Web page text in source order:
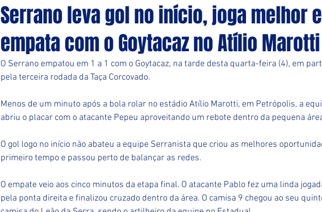
Serrano leva gol no início, joga melhor e
empata com o Goytacaz no Atílio Marotti
O Serrano empatou em 1 a 1 com o Goytacaz, na tarde desta quarta-feira (4), em
pela terceira rodada da Taça Corcovado.
Menos de um minuto após a bola rolar no estádio Atílio Marotti, em Petrópolis, a
abriu o placar com o atacante Pepeu aproveitando um rebote dentro da pequena
O gol logo no início não abateu a equipe Serranista que criou as melhores
primeiro tempo e passou perto de balançar as redes.
O empate veio aos cinco minutos da etapa final. O atacante Pablo fez uma linda
pela ponta direita e finalizou cruzado dentro da área. O camisa 9 chegou ao seu